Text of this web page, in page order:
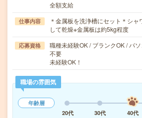
全額支給
仕事内容
＊金属板を洗浄槽にセット＊シ
して乾燥※金属板は約5kg程度
応募資格
職種未経験OK / ブランクOK / パ
不要
未経験OK！
職場の雰囲気
年齢層
20代
30代 40代